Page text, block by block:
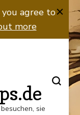
agree to
more
sie